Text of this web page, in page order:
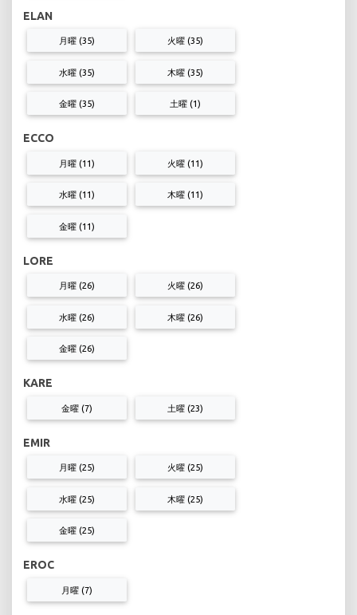
ELAN
月曜 (35) 火曜 (35)
水曜 (35) 木曜 (35)
金曜 (35) 土曜 (1)
ECCO
月曜 (11) 火曜 (11)
水曜 (11) 木曜 (11)
金曜 (11)
LORE
月曜 (26) 火曜 (26)
水曜 (26) 木曜 (26)
金曜 (26)
KARE
金曜 (7) 土曜 (23)
EMIR
月曜 (25) 火曜 (25)
水曜 (25) 木曜 (25)
金曜 (25)
EROC
月曜 (7)